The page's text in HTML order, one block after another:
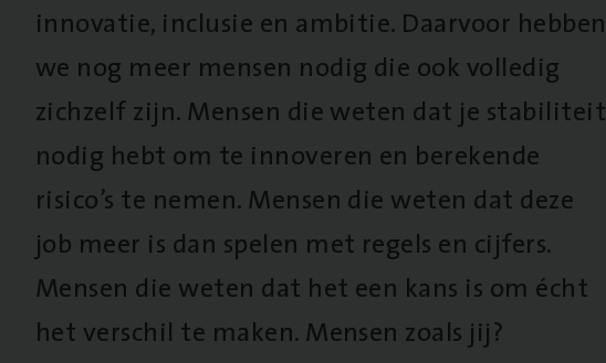
innovatie, inclusie en ambitie. Daarvoor hebben
we nog meer mensen nodig die ook volledig
zichzelf zijn. Mensen die weten dat je stabiliteit
nodig hebt om te innoveren en berekende
risico’s te nemen. Mensen die weten dat deze
job meer is dan spelen met regels en cijfers.
Mensen die weten dat het een kans is om écht
het verschil te maken. Mensen zoals jij?